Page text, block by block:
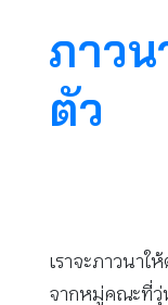
ภาว
ตัว
เราจะภาวนา
จากหมู่คณะที่วุ่